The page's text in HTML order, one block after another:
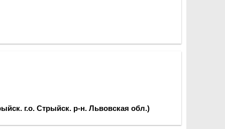
г.о. Стрыйск. р-н. Львовская обл.)